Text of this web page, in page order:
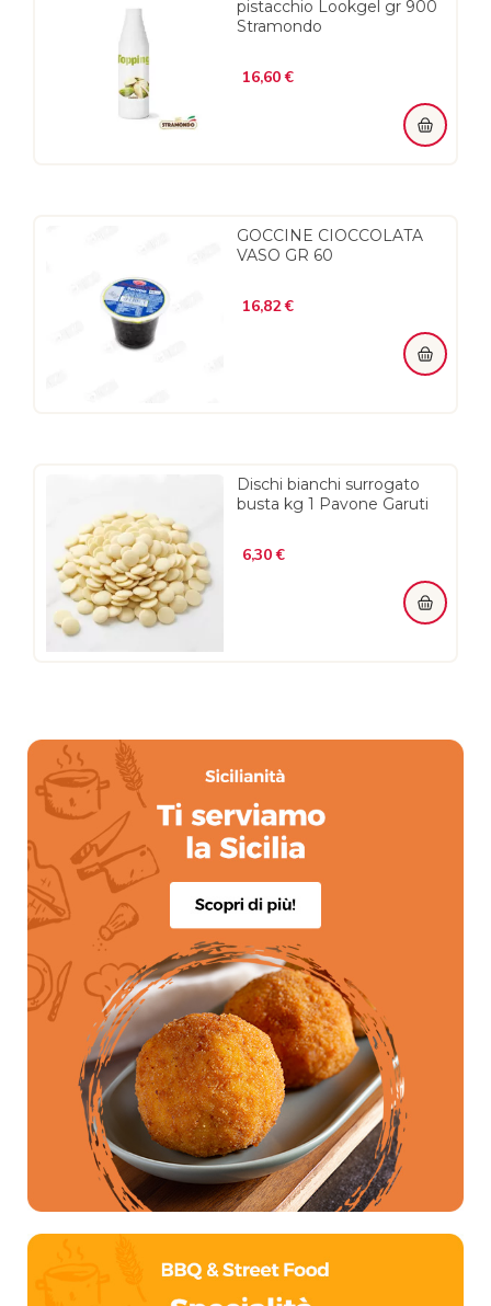
pistacchio Lookgel gr 900
Stramondo
16,60 €
GOCCINE CIOCCOLATA
VASO GR 60
16,82 €
Dischi bianchi surrogato
busta kg 1 Pavone Garuti
6,30 €